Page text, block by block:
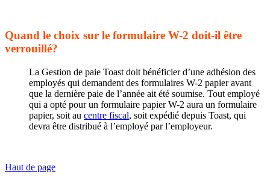
Quand le choix sur le formulaire W-2 doit-il être
verrouillé?
La Gestion de paie Toast doit bénéficier d’une adhésion des
employés qui demandent des formulaires W-2 papier avant
que la dernière paie de l’année ait été soumise. Tout employé
qui a opté pour un formulaire papier W-2 aura un formulaire
papier, soit au centre fiscal, soit expédié depuis Toast, qui
devra être distribué à l’employé par l’employeur.
Haut de page